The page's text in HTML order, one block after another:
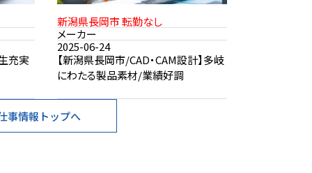
充実
新潟県長岡市 転勤なし
メーカー
2025-06-24
【新潟県長岡市/CAD・CAM設計】多岐
にわたる製品素材/業績好調
事情報トップへ